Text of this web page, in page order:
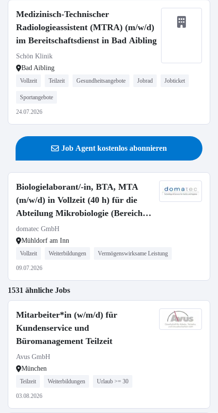
Medizinisch-Technischer
Radiologieassistent (MTRA) (m/w/d)
im Bereitschaftsdienst in Bad Aibling
Schön Klinik
Bad Aibling
Vollzeit Teilzeit Gesundheitsangebote Jobrad Jobticket
Sportangebote
24.07.2026
Job Agent kostenlos abonnieren
Biologielaborant/-in, BTA, MTA
(m/w/d) in Vollzeit (40 h) für die
Abteilung Mikrobiologie (Bereich
Trinkwasser/Nutzwasser)
domatec GmbH
Mühldorf am Inn
Vollzeit Weiterbildungen Vermögenswirksame Leistung
09.07.2026
1531 ähnliche Jobs
Mitarbeiter*in (w/m/d) für
Kundenservice und
Büromanagement Teilzeit
Avus GmbH
München
Teilzeit Weiterbildungen Urlaub >= 30
03.08.2026